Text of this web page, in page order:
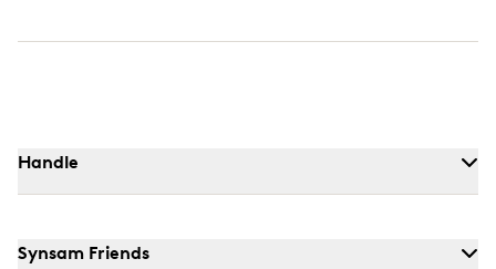
Handle
Synsam Friends